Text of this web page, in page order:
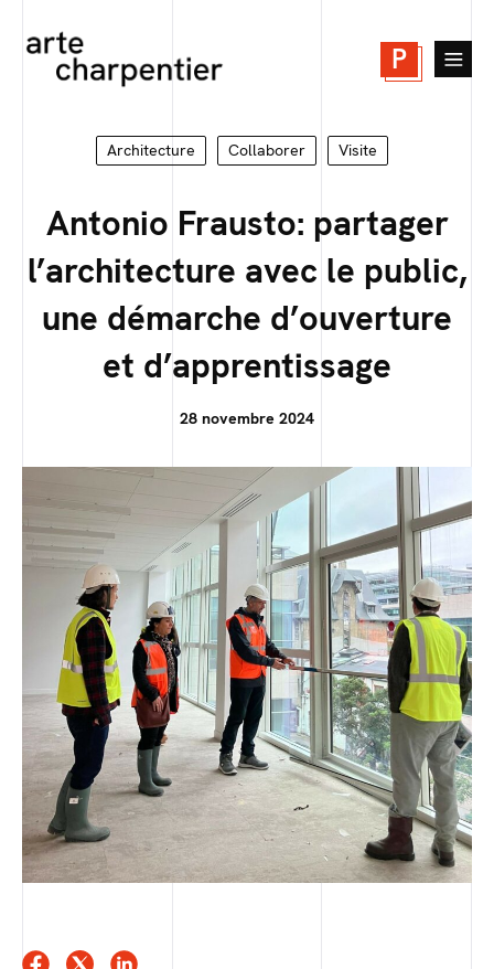
P
Architecture Collaborer Visite
Antonio Frausto: partager
l’architecture avec le public,
une démarche d’ouverture
et d’apprentissage
28 novembre 2024